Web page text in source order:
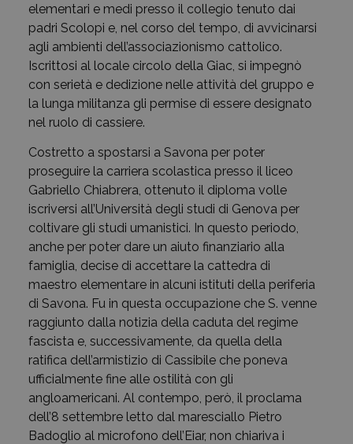
elementari e medi presso il collegio tenuto dai
padri Scolopi e, nel corso del tempo, di avvicinarsi
agli ambienti dell’associazionismo cattolico.
Iscrittosi al locale circolo della Giac, si impegnò
con serietà e dedizione nelle attività del gruppo e
la lunga militanza gli permise di essere designato
nel ruolo di cassiere.
Costretto a spostarsi a Savona per poter
proseguire la carriera scolastica presso il liceo
Gabriello Chiabrera, ottenuto il diploma volle
iscriversi all’Università degli studi di Genova per
coltivare gli studi umanistici. In questo periodo,
anche per poter dare un aiuto finanziario alla
famiglia, decise di accettare la cattedra di
maestro elementare in alcuni istituti della periferia
di Savona. Fu in questa occupazione che S. venne
raggiunto dalla notizia della caduta del regime
fascista e, successivamente, da quella della
ratifica dell’armistizio di Cassibile che poneva
ufficialmente fine alle ostilità con gli
angloamericani. Al contempo, però, il proclama
dell’8 settembre letto dal maresciallo Pietro
Badoglio al microfono dell’Eiar, non chiariva i